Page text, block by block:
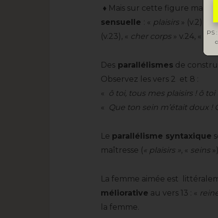
♦ Mais sur cette figure
sensuelle : « plaisirs » (v.2), «
(v.23), « cher corps» v.24, «
Des parallélismes de
Observez les vers 2 et 8 :
« ô toi, tous mes plaisirs ! ô
« Que ton sein m’était doux
Le parallélisme syntaxique
maîtresse (« plaisirs », « seins
La femme aimée est
méliorative au vers 13 : «
la femme.
PS